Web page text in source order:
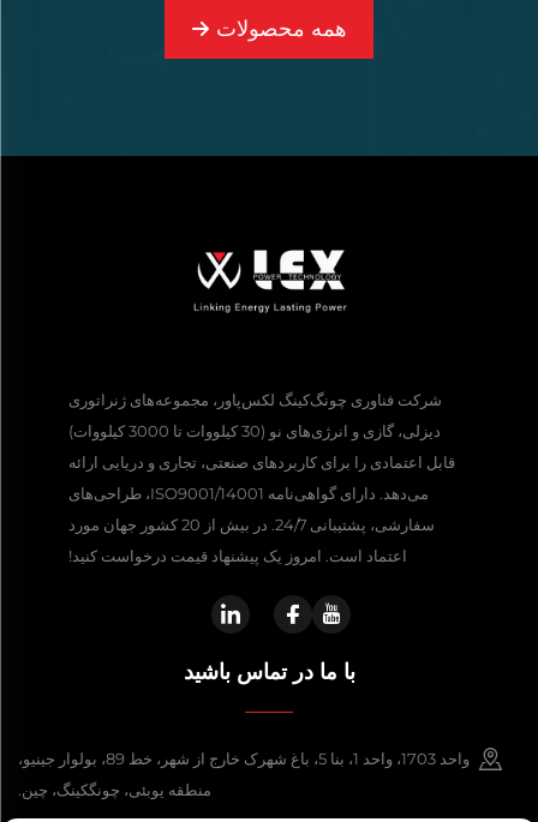
همه محصولات
شرکت فناوری چونگ‌کینگ لکس‌پاور، مجموعه‌های ژنراتوری
دیزلی، گازی و انرژی‌های نو (30 کیلووات تا 3000 کیلووات)
قابل اعتمادی را برای کاربردهای صنعتی، تجاری و دریایی ارائه
می‌دهد. دارای گواهی‌نامه ISO9001/14001، طراحی‌های
سفارشی، پشتیبانی 24/7. در بیش از 20 کشور جهان مورد
اعتماد است. امروز یک پیشنهاد قیمت درخواست کنید!
با ما در تماس باشید
واحد 1703، واحد 1، بنا 5، باغ شهرک خارج از شهر، خط 89، بولوار جینیو،
منطقه یوبئی، چونگکینگ، چین.